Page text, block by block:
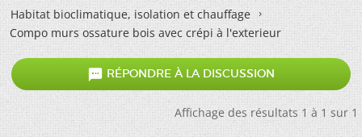
Habitat bioclimatique, isolation et chauffage
Compo murs ossature bois avec crépi à l'exterieur
 RÉPONDRE À LA DISCUSSION
Affichage des résultats 1 à 1 sur 1